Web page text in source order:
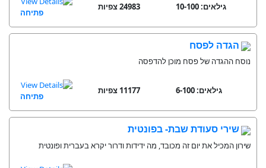
גילאים: 10-100 24983 צפיות
פתיחה
הגדה לפסח
נוסח ההגדה של פסח מוכן להדפסה
גילאים: 6-100 11177 צפיות
פתיחה
שירי סעודת שבת- בפונטית
שירון המכיל את יום זה מכובד, מה ידידות ודרור יקרא בעברית ופונטית